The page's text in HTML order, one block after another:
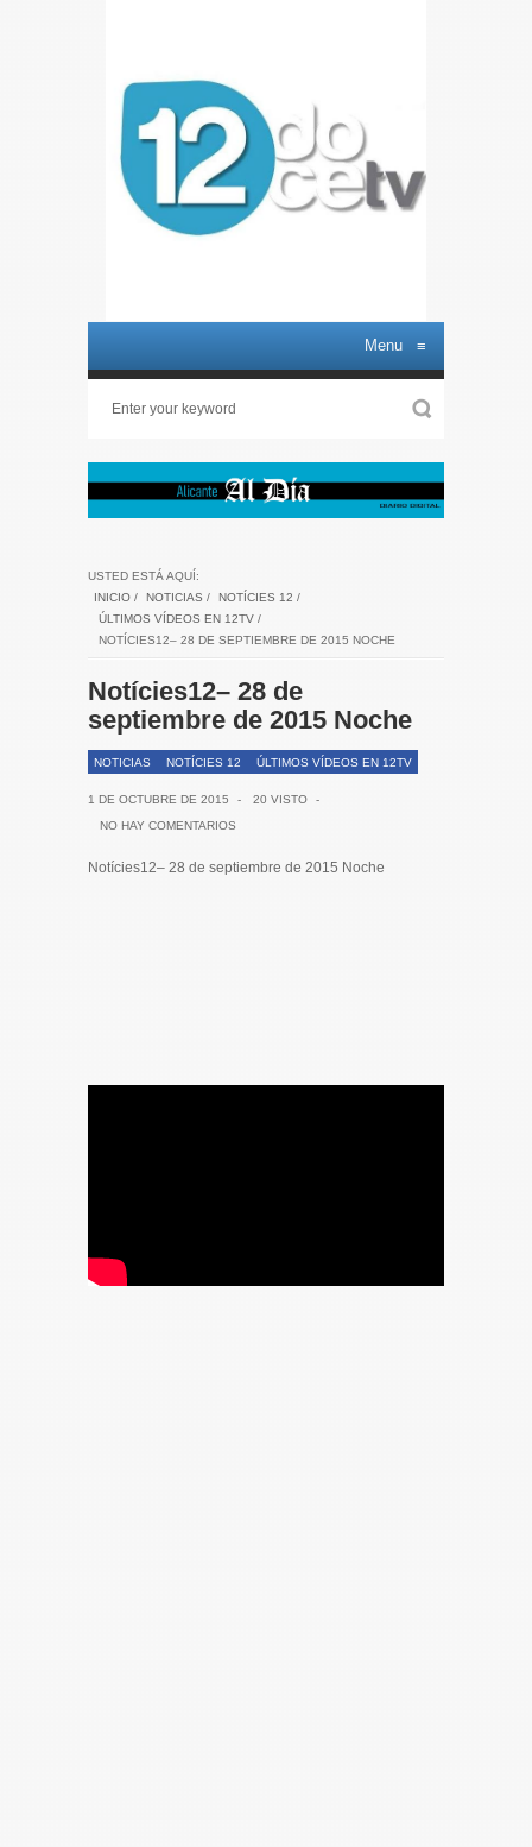
Menu ≡
USTED ESTÁ AQUÍ:
INICIO / NOTICIAS / NOTÍCIES 12 /
ÚLTIMOS VÍDEOS EN 12TV /
NOTÍCIES12– 28 DE SEPTIEMBRE DE 2015 NOCHE
Notícies12– 28 de
septiembre de 2015 Noche
NOTICIAS NOTÍCIES 12 ÚLTIMOS VÍDEOS EN 12TV
1 DE OCTUBRE DE 2015 - 20 VISTO
-
NO HAY COMENTARIOS
Notícies12– 28 de septiembre de 2015 Noche